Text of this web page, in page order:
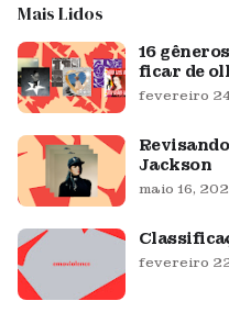
Mais Lidos
16
ficar de
fevereiro
Jackson
maio 16,
fevereiro